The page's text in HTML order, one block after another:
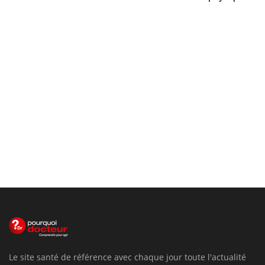
Le site santé de référence avec chaque jour toute l'actualité